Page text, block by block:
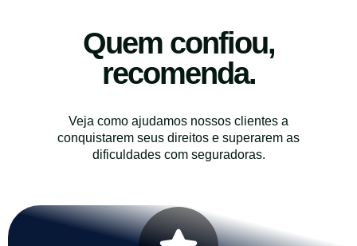
Quem confiou,
recomenda.
Veja como ajudamos nossos clientes a
conquistarem seus direitos e superarem as
dificuldades com seguradoras.